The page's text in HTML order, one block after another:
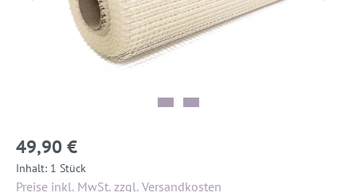
49,90 €
Inhalt: 1 Stück
Preise inkl. MwSt. zzgl. Versandkosten